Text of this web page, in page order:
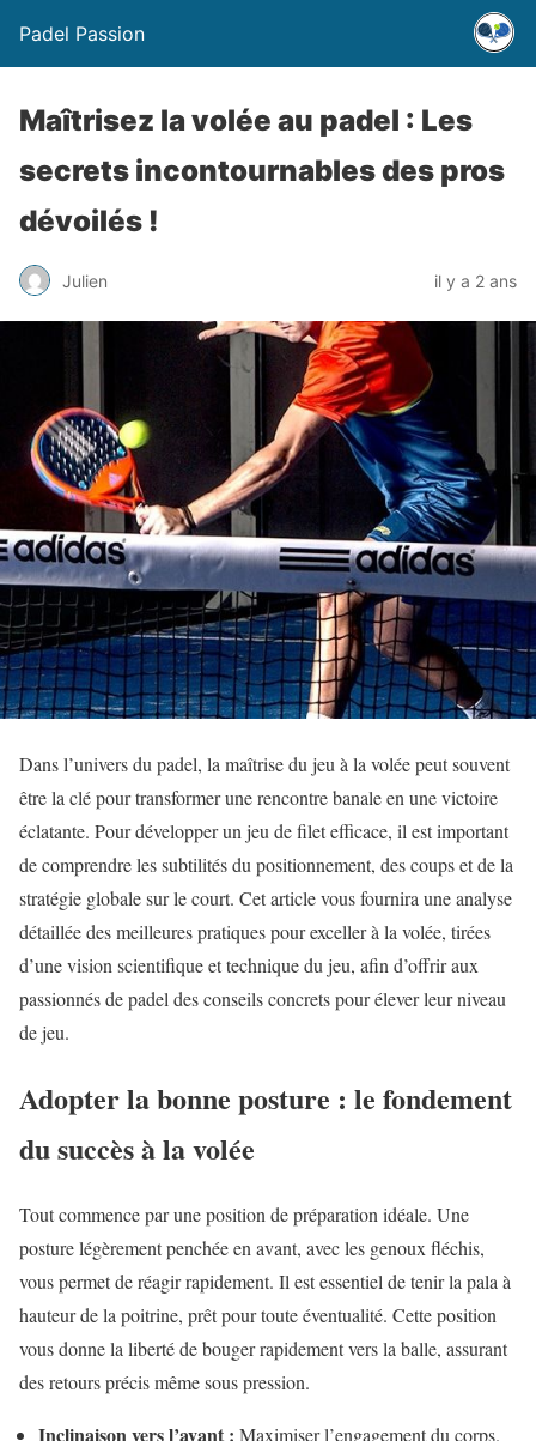
Padel Passion
Maîtrisez la volée au padel : Les
secrets incontournables des pros
dévoilés !
Julien il y a 2 ans
Dans l’univers du padel, la maîtrise du jeu à la volée peut souvent
être la clé pour transformer une rencontre banale en une victoire
éclatante. Pour développer un jeu de filet efficace, il est important
de comprendre les subtilités du positionnement, des coups et de la
stratégie globale sur le court. Cet article vous fournira une analyse
détaillée des meilleures pratiques pour exceller à la volée, tirées
d’une vision scientifique et technique du jeu, afin d’offrir aux
passionnés de padel des conseils concrets pour élever leur niveau
de jeu.
Adopter la bonne posture : le fondement
du succès à la volée
Tout commence par une position de préparation idéale. Une
posture légèrement penchée en avant, avec les genoux fléchis,
vous permet de réagir rapidement. Il est essentiel de tenir la pala à
hauteur de la poitrine, prêt pour toute éventualité. Cette position
vous donne la liberté de bouger rapidement vers la balle, assurant
des retours précis même sous pression.
Inclinaison vers l’avant : Maximiser l’engagement du corps.